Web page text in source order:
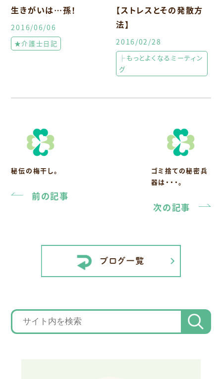
生きがいは…孫！
2016/06/06
★介護士日記
【ストレスとその発散方
法】
2016/02/28
├もっとよくなるミーティン
グ
秘伝の梅干し。
前の記事
ゴミ捨ての秘密兵
器は・・・。
次の記事